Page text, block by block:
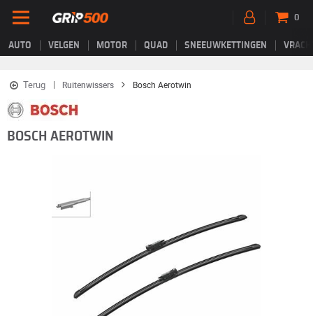
AUTO VELGEN MOTOR QUAD SNEEUWKETTINGEN
0
Terug Ruitenwissers Bosch Aerotwin
BOSCH AEROTWIN